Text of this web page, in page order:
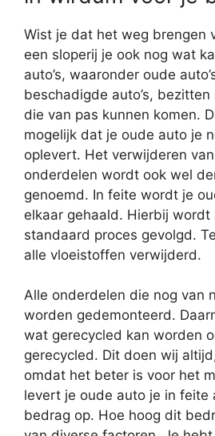
Wist je dat het weg brengen
een sloperij je ook nog wat
auto’s, waaronder oude
beschadigde auto’s,
die van pas kunnen komen.
mogelijk dat je oude auto je
oplevert. Het verwijderen
onderdelen wordt ook wel
genoemd. In feite wordt je
elkaar gehaald. Hierbij wordt
standaard proces gevolgd.
alle vloeistoffen verwijderd.
Alle onderdelen die nog van
worden gedemonteerd.
wat gerecycled kan worden
gerecycled. Dit doen wij
omdat het beter is voor het
levert je oude auto je in feite
bedrag op. Hoe hoog dit